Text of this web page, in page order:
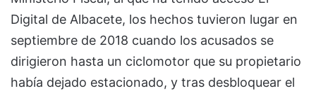
Digital de Albacete, los hechos tuvieron lugar en
septiembre de 2018 cuando los acusados se
dirigieron hasta un ciclomotor que su propietario
había dejado estacionado, y tras desbloquear el